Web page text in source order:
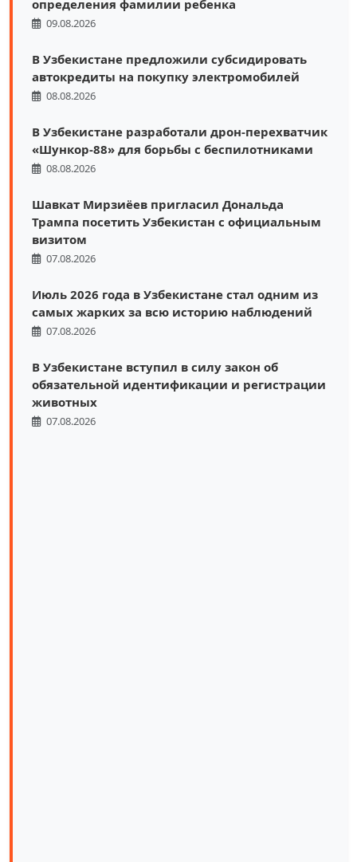
определения фамилии ребенка
09.08.2026
В Узбекистане предложили субсидировать
автокредиты на покупку электромобилей
08.08.2026
В Узбекистане разработали дрон-перехватчик
«Шункор-88» для борьбы с беспилотниками
08.08.2026
Шавкат Мирзиёев пригласил Дональда
Трампа посетить Узбекистан с официальным
визитом
07.08.2026
Июль 2026 года в Узбекистане стал одним из
самых жарких за всю историю наблюдений
07.08.2026
В Узбекистане вступил в силу закон об
обязательной идентификации и регистрации
животных
07.08.2026